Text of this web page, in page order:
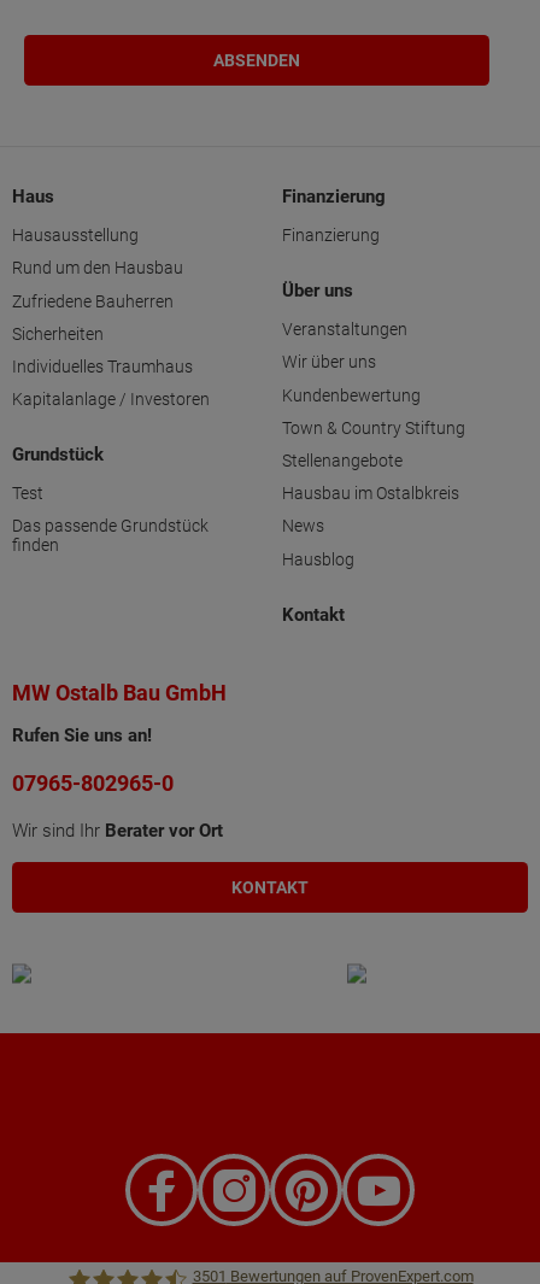
Haus
Hausausstellung
Rund um den Hausbau
Zufriedene Bauherren
Sicherheiten
Individuelles Traumhaus
Kapitalanlage / Investoren
Grundstück
Test
Das passende Grundstück
finden
Finanzierung
Finanzierung
Über uns
Veranstaltungen
Wir über uns
Kundenbewertung
Town & Country Stiftung
Stellenangebote
Hausbau im Ostalbkreis
News
Hausblog
Kontakt
MW Ostalb Bau GmbH
Rufen Sie uns an!
07965-802965-0
Wir sind Ihr Berater vor Ort
KONTAKT
3501 Bewertungen auf ProvenExpert.com